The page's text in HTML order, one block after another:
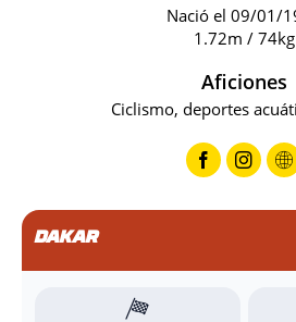
Nació el 09/01/
1.72m / 74kg
Aficiones
Ciclismo, deportes
DAKAR